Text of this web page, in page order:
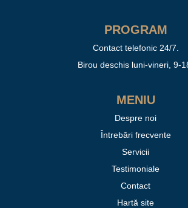
PROGRAM
Contact telefonic 24/7.
Birou deschis luni-vineri, 9-
MENIU
Despre noi
Întrebări frecvente
Servicii
Testimoniale
Contact
Hartă site